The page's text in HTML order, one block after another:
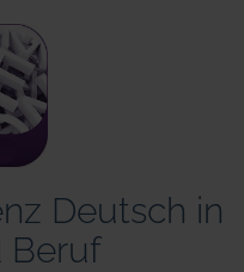
Deutsch in
Beruf